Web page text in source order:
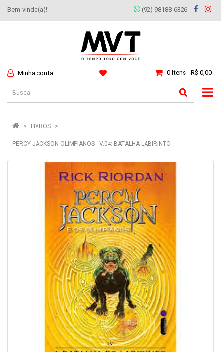
Bem-vindo(a)! (92) 98188-6326
Minha conta 0 Itens - R$ 0,00
LIVROS
PERCY JACKSON OLIMPIANOS - V.04: BATALHA LABIRINTO